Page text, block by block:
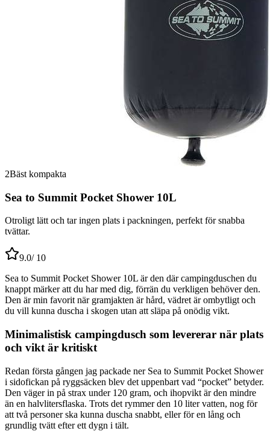
2Bäst kompakta
Sea to Summit Pocket Shower 10L
Otroligt lätt och tar ingen plats i packningen, perfekt för snabba
tvättar.
9.0/ 10
Sea to Summit Pocket Shower 10L är den där campingduschen du
knappt märker att du har med dig, förrän du verkligen behöver den.
Den är min favorit när gramjakten är hård, vädret är ombytligt och
du vill kunna duscha i skogen utan att släpa på onödig vikt.
Minimalistisk campingdusch som levererar när plats
och vikt är kritiskt
Redan första gången jag packade ner Sea to Summit Pocket Shower
i sidofickan på ryggsäcken blev det uppenbart vad “pocket” betyder.
Den väger in på strax under 120 gram, och ihopvikt är den mindre
än en halvlitersflaska. Trots det rymmer den 10 liter vatten, nog för
att två personer ska kunna duscha snabbt, eller för en lång och
grundlig tvätt efter ett dygn i tält.